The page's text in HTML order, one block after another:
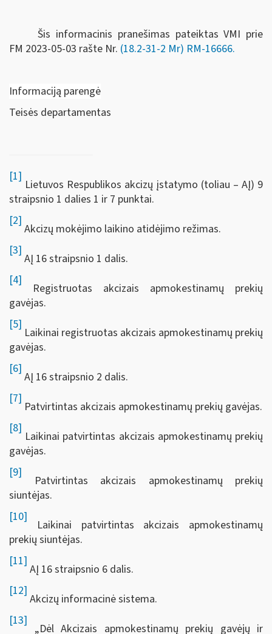
Šis informacinis pranešimas pateiktas VMI prie
FM 2023-05-03 rašte Nr. (18.2-31-2 Mr) RM-16666.
Informaciją parengė
Teisės departamentas
[1]
Lietuvos Respublikos akcizų įstatymo (toliau – AĮ) 9
straipsnio 1 dalies 1 ir 7 punktai.
[2]
Akcizų mokėjimo laikino atidėjimo režimas.
[3]
AĮ 16 straipsnio 1 dalis.
[4]
Registruotas akcizais apmokestinamų prekių
gavėjas.
[5]
Laikinai registruotas akcizais apmokestinamų prekių
gavėjas.
[6]
AĮ 16 straipsnio 2 dalis.
[7]
Patvirtintas akcizais apmokestinamų prekių gavėjas.
[8]
Laikinai patvirtintas akcizais apmokestinamų prekių
gavėjas.
[9]
Patvirtintas akcizais apmokestinamų prekių
siuntėjas.
[10]
Laikinai patvirtintas akcizais apmokestinamų
prekių siuntėjas.
[11]
AĮ 16 straipsnio 6 dalis.
[12]
Akcizų informacinė sistema.
[13]
„Dėl Akcizais apmokestinamų prekių gavėjų ir